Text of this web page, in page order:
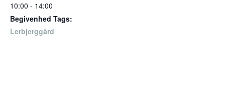
10:00 - 14:00
Begivenhed Tags:
Lerbjerggård